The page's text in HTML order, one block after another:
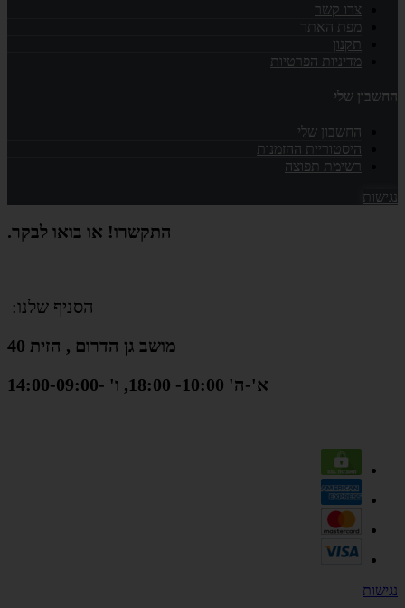
צרו קשר
מפת האתר
תקנון
מדיניות הפרטיות
החשבון שלי
החשבון שלי
היסטוריית ההזמנות
רשימת תפוצה
נגישות
התקשרו! או בואו לבקר.
הסניף שלנו:
מושב גן הדרום , הזית 40
א'-ה' 10:00- 18:00, ו' -14:00-09:00
נגישות